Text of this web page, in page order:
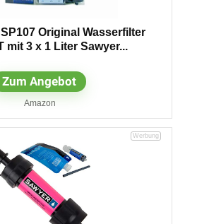
Original Wasserfilter
mit 3 x 1 Liter Sawyer...
Zum Angebot
Amazon